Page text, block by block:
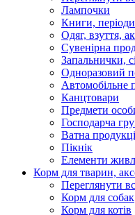
Лампочки
Книги,
Одяг, взуття,
Сувенірна
Запальнички,
Одноразовий
Автомобільне
Канцтовари
Предмети
Господарча
Ватна
Пікнік
Елементи
Корм для тварин,
Переглянути
Корм для собак
Корм для котів